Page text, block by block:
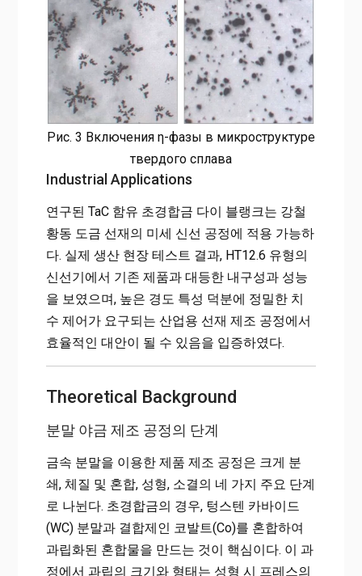
Рис. 3 Включения η-фазы в микроструктуре
твердого сплава
Industrial Applications
연구된 TaC 함유 초경합금 다이 블랭크는 강철
황동 도금 선재의 미세 신선 공정에 적용 가능하
다. 실제 생산 현장 테스트 결과, HT12.6 유형의
신선기에서 기존 제품과 대등한 내구성과 성능
을 보였으며, 높은 경도 특성 덕분에 정밀한 치
수 제어가 요구되는 산업용 선재 제조 공정에서
효율적인 대안이 될 수 있음을 입증하였다.
Theoretical Background
분말 야금 제조 공정의 단계
금속 분말을 이용한 제품 제조 공정은 크게 분
쇄, 체질 및 혼합, 성형, 소결의 네 가지 주요 단계
로 나뉜다. 초경합금의 경우, 텅스텐 카바이드
(WC) 분말과 결합제인 코발트(Co)를 혼합하여
과립화된 혼합물을 만드는 것이 핵심이다. 이 과
정에서 과립의 크기와 형태는 성형 시 프레스의